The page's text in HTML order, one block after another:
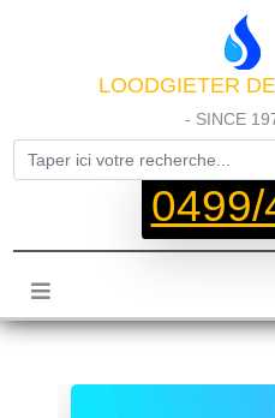
LOODGIETER
- SINCE